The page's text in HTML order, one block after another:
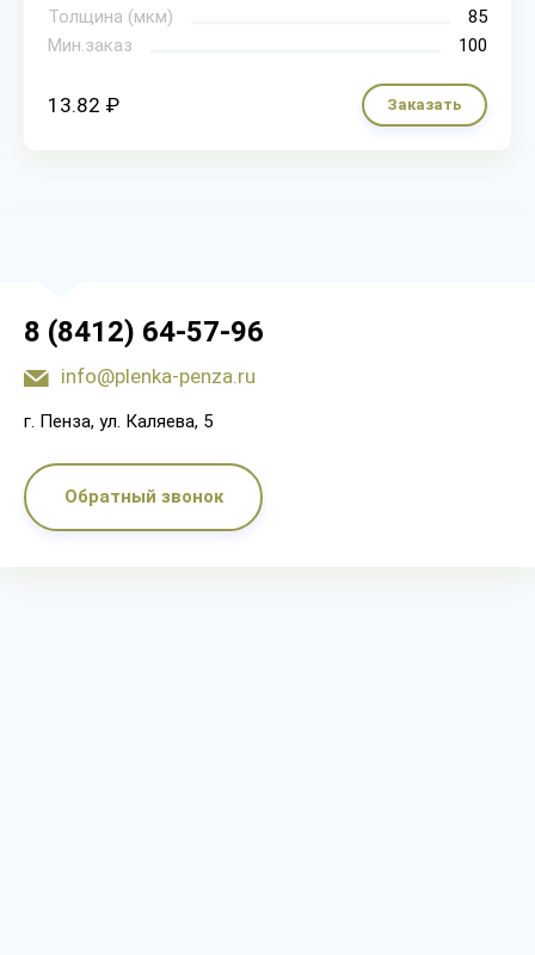
Толщина (мкм)
85
Мин.заказ
100
13.82 ₽ Заказать
8 (8412) 64-57-96
info@plenka-penza.ru
г. Пенза, ул. Каляева, 5
Обратный звонок